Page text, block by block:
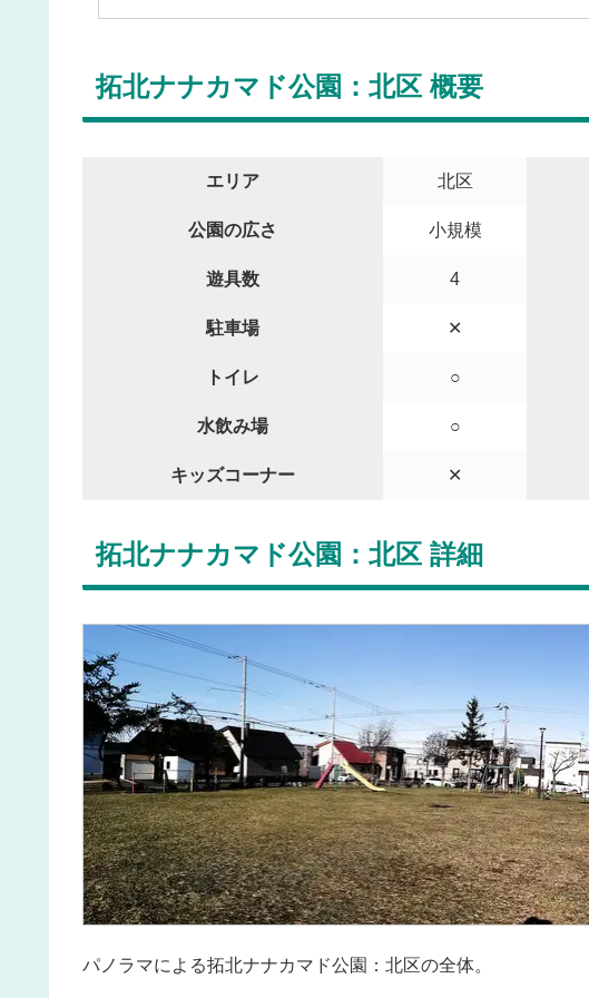
拓北ナナカマド公園：北区 概要
エリア 北区
公園の広さ 小規模
遊具数 4
駐車場 ✕
トイレ ○
水飲み場 ○
キッズコーナー ✕
拓北ナナカマド公園：北区 詳細
パノラマによる拓北ナナカマド公園：北区の全体。